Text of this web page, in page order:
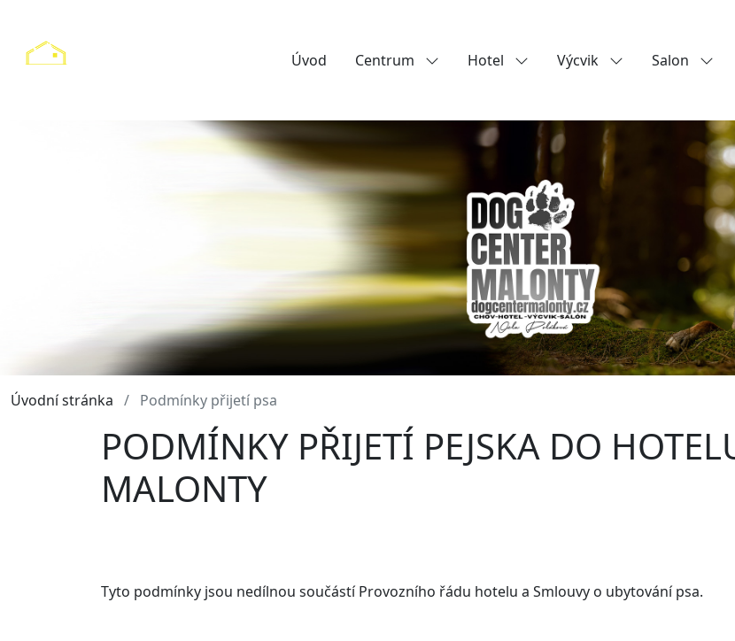
Úvod Centrum Hotel Výcvik Salon
Úvodní stránka Podmínky přijetí psa
PODMÍNKY PŘIJETÍ PEJSKA DO
MALONTY
Tyto podmínky jsou nedílnou součástí Provozního řádu hotelu a Smlouvy o ubytování psa.